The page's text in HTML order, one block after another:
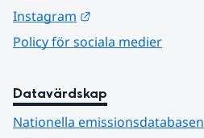
Instagram
Policy för sociala medier
Datavärdskap
Nationella emissionsdatabasen